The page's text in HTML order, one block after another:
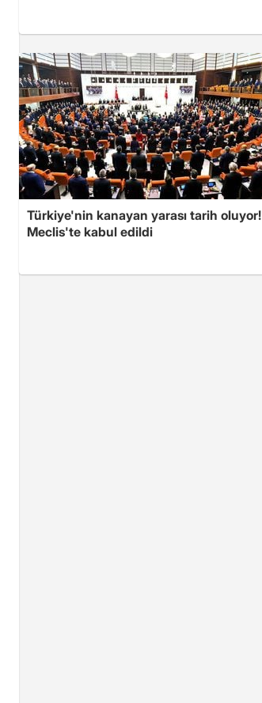
Türkiye'nin kanayan yarası tarih oluyor!
Meclis'te kabul edildi